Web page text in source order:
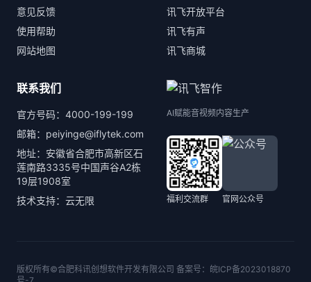
意见反馈
使用帮助
网站地图
讯飞开放平台
讯飞有声
讯飞商城
联系我们
官方号码：4000-199-199
邮箱：peiyinge@iflytek.com
地址：安徽省合肥市高新区石
莲南路3335号中国声谷A2栋
19层1908室
技术支持：云无限
AI赋能音视频内容生产
福利交流群 官网公众号
版权所有©合肥科讯创想软件开发有限公司 备案号： 皖ICP备2023018870